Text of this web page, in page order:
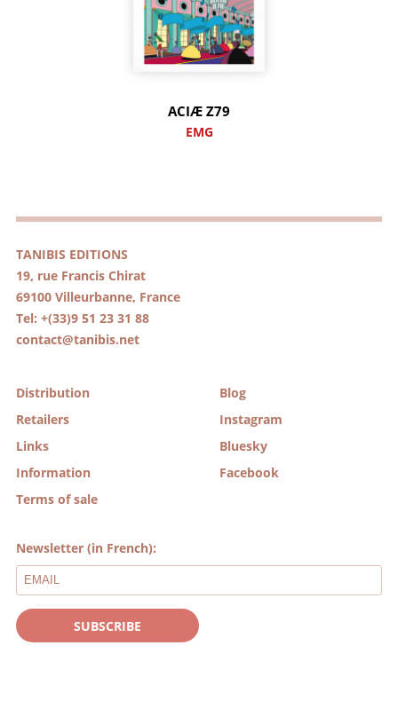
ACIÆ Z79
EMG
TANIBIS EDITIONS
19, rue Francis Chirat
69100 Villeurbanne, France
Tel: +(33)9 51 23 31 88
contact@tanibis.net
Distribution
Retailers
Links
Information
Terms of sale
Blog
Instagram
Bluesky
Facebook
Newsletter (in French):
SUBSCRIBE